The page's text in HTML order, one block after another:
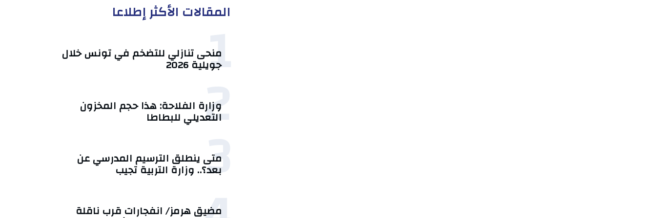
المقالات الأكثر إطلاعا
1 منحى تنازلي ‎للتضخم في تونس خلال
جويلية 2026‎
2
وزارة الفلاحة: هذا حجم المخزون
التعديلي للبطاطا
3
متى ينطلق الترسيم المدرسي عن
بعد؟.. وزارة التربية تجيب
مضيق هرمز/ انفجارات قرب ناقلة